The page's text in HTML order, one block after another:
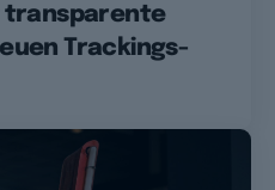
transparente
Trackings-